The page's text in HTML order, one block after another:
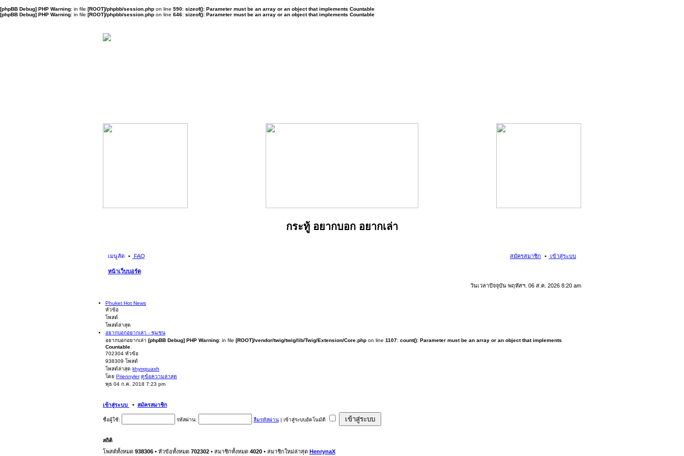
[phpBB Debug] PHP Warning: in file [ROOT]/phpbb/session.php on line 590: sizeof(): Parameter must be an array or an object that implements Countable
[phpBB Debug] PHP Warning: in file [ROOT]/phpbb/session.php on line 646: sizeof(): Parameter must be an array or an object that implements Countable
กระทู้ อยากบอก อยากเล่า
เมนูลัด FAQ เข้าสู่ระบบ
สมัครสมาชิก
หน้าเว็บบอร์ด
วันเวลาปัจจุบัน พฤหัสฯ. 06 ส.ค. 2026 8:20 am
Phuket Hot News
หัวข้อ
โพสต์
โพสต์ล่าสุด
อยากบอกอยากเล่า - ชุมชน
อยากบอกอยากเล่า [phpBB Debug] PHP Warning: in file [ROOT]/vendor/twig/twig/lib/Twig/Extension/Core.php on line 1107: count(): Parameter must be an array or an object that implements
Countable
702304 หัวข้อ
938309 โพสต์
โพสต์ล่าสุด khyrxpuaxh
โดย Priennyler ดูข้อความล่าสุด
พุธ 04 ก.ค. 2018 7:23 pm
เข้าสู่ระบบ • สมัครสมาชิก
ชื่อผู้ใช้: รหัสผ่าน: ลืมรหัสผ่าน | เข้าสู่ระบบอัตโนมัติ
สถิติ
โพสต์ทั้งหมด 938306 • หัวข้อทั้งหมด 702302 • สมาชิกทั้งหมด 4020 • สมาชิกใหม่ล่าสุด HenrynaX